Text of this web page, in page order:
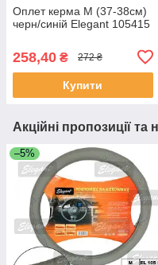
Оплет керма M (37-38см)
черн/синій Elegant 105415
258,40 ₴ 272 ₴
Купити
Акційні пропозиції та
–5%